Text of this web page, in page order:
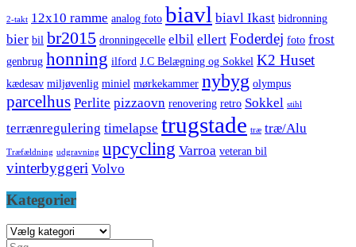
2-takt 12x10 ramme analog foto biavl biavl Ikast bidronning
bier bil br2015 dronningecelle elbil ellert Foderdej foto frost
genbrug honning ilford J.C Belægning og Sokkel K2 Huset
kædesav miljøvenlig miniel mørkekammer nybyg olympus
parcelhus Perlite pizzaovn renovering retro Sokkel stihl
terrænregulering timelapse trugstade træ træ/Alu
Træfældning udgravning upcycling Varroa veteran bil
vinterbyggeri Volvo
Kategorier
Kategorier